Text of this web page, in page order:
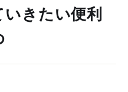
きたい便利